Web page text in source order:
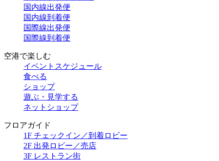
国内線出発便
国内線到着便
国際線出発便
国際線到着便
空港で楽しむ
イベントスケジュール
食べる
ショップ
遊ぶ・見学する
ネットショップ
フロアガイド
1F チェックイン／到着ロビー
2F 出発ロビー／売店
3F レストラン街